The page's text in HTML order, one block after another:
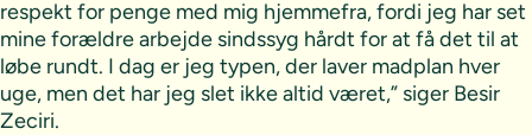
respekt for penge med mig hjemmefra, fordi jeg har set
mine forældre arbejde sindssyg hårdt for at få det til at
løbe rundt. I dag er jeg typen, der laver madplan hver
uge, men det har jeg slet ikke altid været,” siger Besir
Zeciri.